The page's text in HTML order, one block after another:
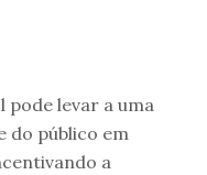
pode levar a uma
do público em
a